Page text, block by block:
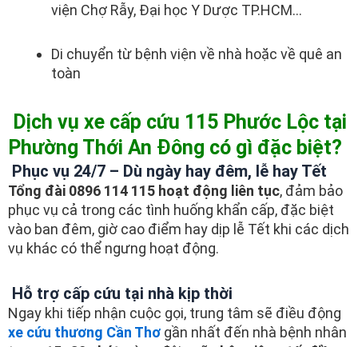
viện Chợ Rẫy, Đại học Y Dược TP.HCM…
Di chuyển từ bệnh viện về nhà hoặc về quê an
toàn
Dịch vụ xe cấp cứu 115 Phước Lộc tại
Phường Thới An Đông có gì đặc biệt?
Phục vụ 24/7 – Dù ngày hay đêm, lễ hay Tết
Tổng đài 0896 114 115 hoạt động liên tục, đảm bảo
phục vụ cả trong các tình huống khẩn cấp, đặc biệt
vào ban đêm, giờ cao điểm hay dịp lễ Tết khi các dịch
vụ khác có thể ngưng hoạt động.
Hỗ trợ cấp cứu tại nhà kịp thời
Ngay khi tiếp nhận cuộc gọi, trung tâm sẽ điều động
xe cứu thương Cần Thơ gần nhất đến nhà bệnh nhân